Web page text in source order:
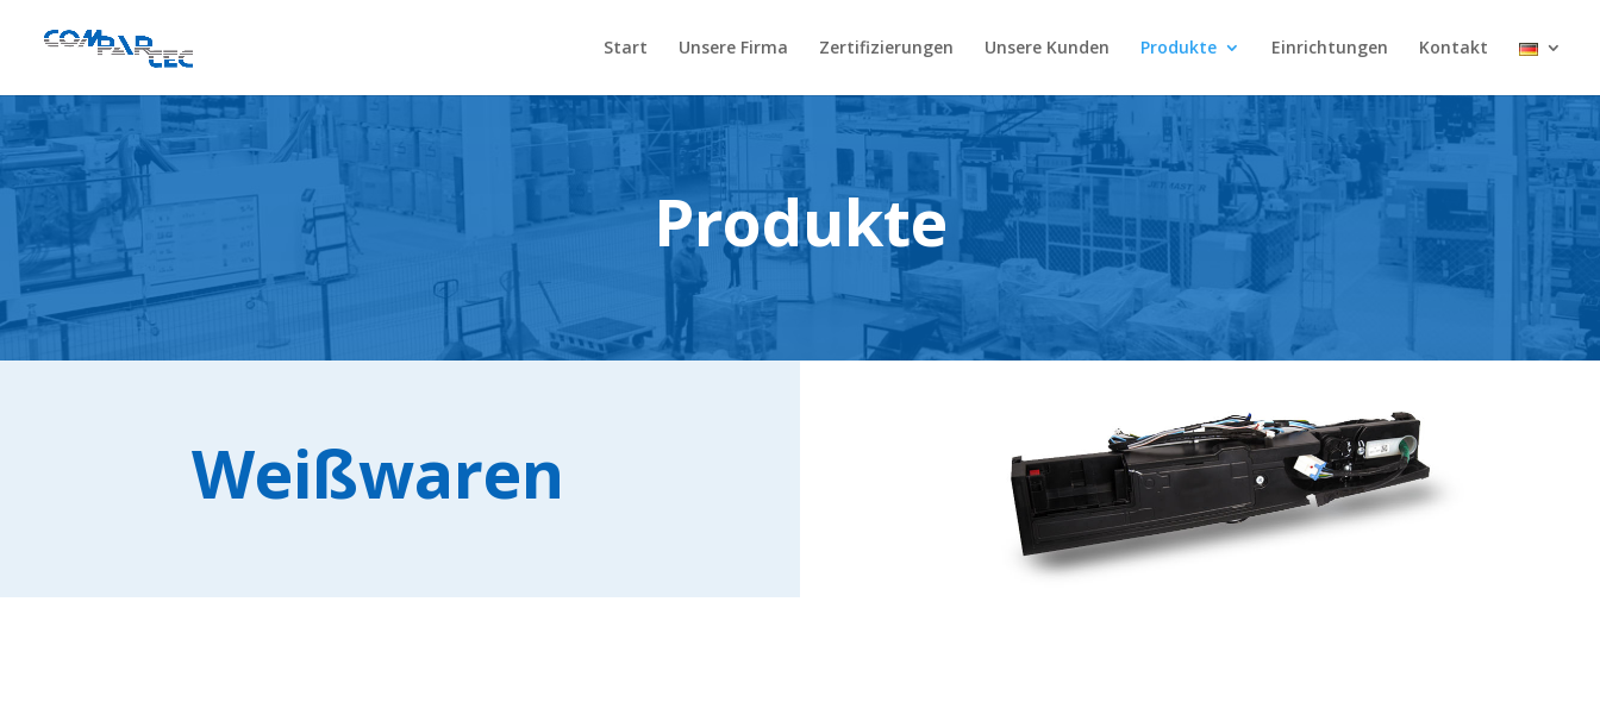
Start Unsere Firma Zertifizierungen Unsere Kunden Produkte Einrichtungen Kontakt
Produkte
Weißwaren